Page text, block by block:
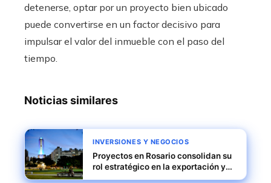
detenerse, optar por un proyecto bien ubicado
puede convertirse en un factor decisivo para
impulsar el valor del inmueble con el paso del
tiempo.
Noticias similares
INVERSIONES Y NEGOCIOS
Proyectos en Rosario consolidan su
rol estratégico en la exportación y
logística